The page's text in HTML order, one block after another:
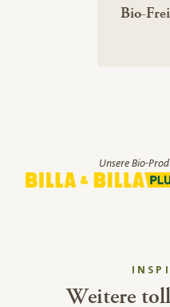
Bio-
Unsere Bio-
Weitere